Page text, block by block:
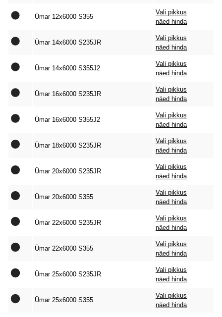
Ümar 12x6000 S355
Vali pikkus
näed hinda
Ümar 14x6000 S235JR
Vali pikkus
näed hinda
Ümar 14x6000 S355J2
Vali pikkus
näed hinda
Ümar 16x6000 S235JR
Vali pikkus
näed hinda
Ümar 16x6000 S355J2
Vali pikkus
näed hinda
Ümar 18x6000 S235JR
Vali pikkus
näed hinda
Ümar 20x6000 S235JR
Vali pikkus
näed hinda
Ümar 20x6000 S355
Vali pikkus
näed hinda
Ümar 22x6000 S235JR
Vali pikkus
näed hinda
Ümar 22x6000 S355
Vali pikkus
näed hinda
Ümar 25x6000 S235JR
Vali pikkus
näed hinda
Ümar 25x6000 S355
Vali pikkus
näed hinda